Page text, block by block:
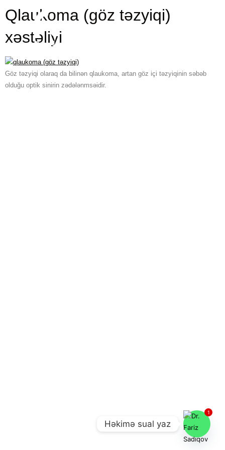
Qlaukoma (göz təzyiqi)
xəstəliyi
Göz təzyiqi olaraq da bilinən qlaukoma, artan göz içi təzyiqinin səbəb
olduğu optik sinirin zədələnmsəidir.
1
Həkimə sual yaz